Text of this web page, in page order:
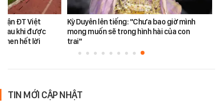
ĐT Việt
sau khi được
hết lời
Kỳ Duyên lên tiếng: "Chưa bao giờ mình
mong muốn sẽ trong hình hài của con
trai"
TIN MỚI CẬP NHẬT